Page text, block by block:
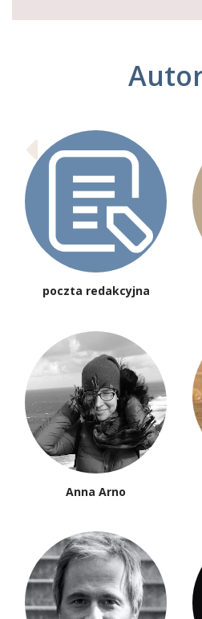
poczta redakcyjna
Anna Arno